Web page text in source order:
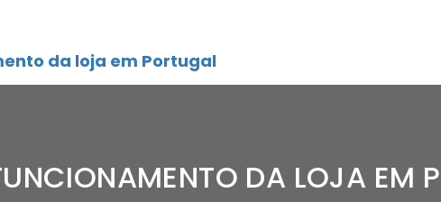
da loja em Portugal
DA LOJA EM